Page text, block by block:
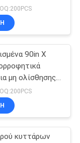
90in X
μη ολίσθησης
κυττάρων